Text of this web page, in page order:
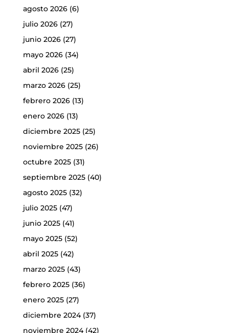
agosto 2026(6)
julio 2026(27)
junio 2026(27)
mayo 2026(34)
abril 2026(25)
marzo 2026(25)
febrero 2026(13)
enero 2026(13)
diciembre 2025(25)
noviembre 2025(26)
octubre 2025(31)
septiembre 2025(40)
agosto 2025(32)
julio 2025(47)
junio 2025(41)
mayo 2025(52)
abril 2025(42)
marzo 2025(43)
febrero 2025(36)
enero 2025(27)
diciembre 2024(37)
noviembre 2024(42)